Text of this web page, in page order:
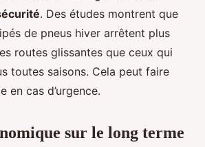
. Des études montrent que
de pneus hiver arrêtent plus
routes glissantes que ceux qui
toutes saisons. Cela peut faire
en cas d’urgence.
sur le long terme